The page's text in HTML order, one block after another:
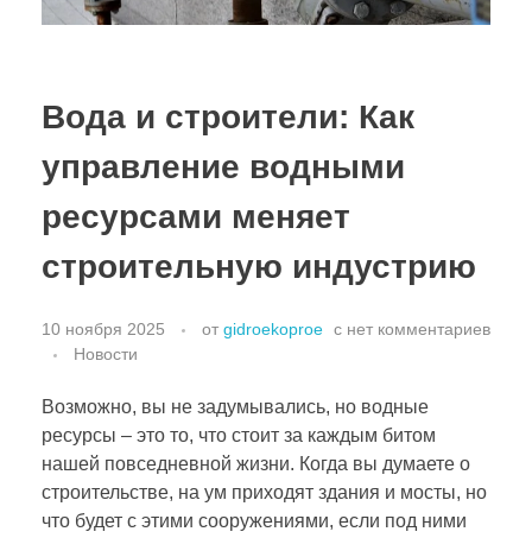
Вода и строители: Как
управление водными
ресурсами меняет
строительную индустрию
10 ноября 2025 от gidroekoproe с нет комментариев
Новости
Возможно, вы не задумывались, но водные
ресурсы – это то, что стоит за каждым битом
нашей повседневной жизни. Когда вы думаете о
строительстве, на ум приходят здания и мосты, но
что будет с этими сооружениями, если под ними